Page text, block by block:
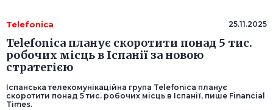
Telefonica 25.11.2025
Telefonica планує скоротити понад 5 тис.
робочих місць в Іспанії за новою
стратегією
Іспанська телекомунікаційна група Telefonica планує
скоротити понад 5 тис. робочих місць в Іспанії, пише Financial
Times.